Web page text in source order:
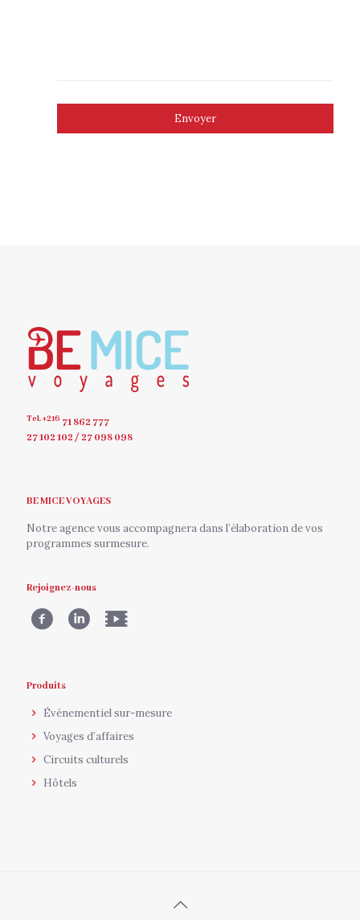
Tel. +216 71 862 777
27 102 102 / 27 098 098
BE MICE VOYAGES
Notre agence vous accompagnera dans l’élaboration de vos
programmes surmesure.
Rejoignez-nous
Produits
Événementiel sur-mesure
Voyages d’affaires
Circuits culturels
Hôtels